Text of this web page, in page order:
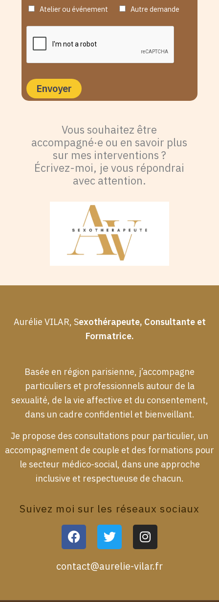
Vous souhaitez être
accompagné·e ou en savoir plus
sur mes interventions ?
Écrivez-moi, je vous répondrai
avec attention.
Atelier ou événement
Autre demande
Envoyer
Aurélie VILAR, Sexothérapeute, Consultante et
Formatrice.
Basée en région parisienne, j’accompagne
particuliers et professionnels autour de la
sexualité, de la vie affective et du consentement,
dans un cadre confidentiel et bienveillant.
Je propose des consultations pour particulier, un
accompagnement de couple et des formations pour
le secteur médico-social, dans une approche
inclusive et respectueuse de chacun.
Suivez moi sur les réseaux sociaux
F
a
c
e
T
w
i
t
I
n
s
t
contact@aurelie-vilar.fr